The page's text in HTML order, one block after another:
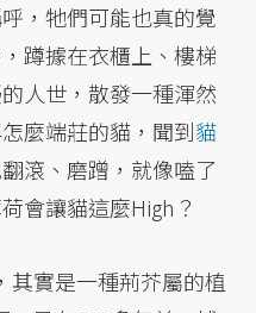
，牠們可能也真的覺
蹲據在衣櫃上、樓梯
人世，散發一種渾然
麼端莊的貓，聞到貓
滾、磨蹭，就像嗑了
會讓貓這麼High？
其實是一種荊芥屬的植